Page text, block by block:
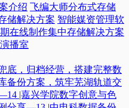
介绍 飞编大师分布式存储
储解决方案 智能媒资管理软
在线制作集中存储解决方案
播室
底，归档经营，搭建完整数
备份方案，筑牢芜湖轨道交
|嘉兴学院数字创意与色